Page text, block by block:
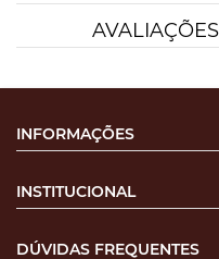
INFORMAÇÕES
INSTITUCIONAL
DÚVIDAS FREQUENTES